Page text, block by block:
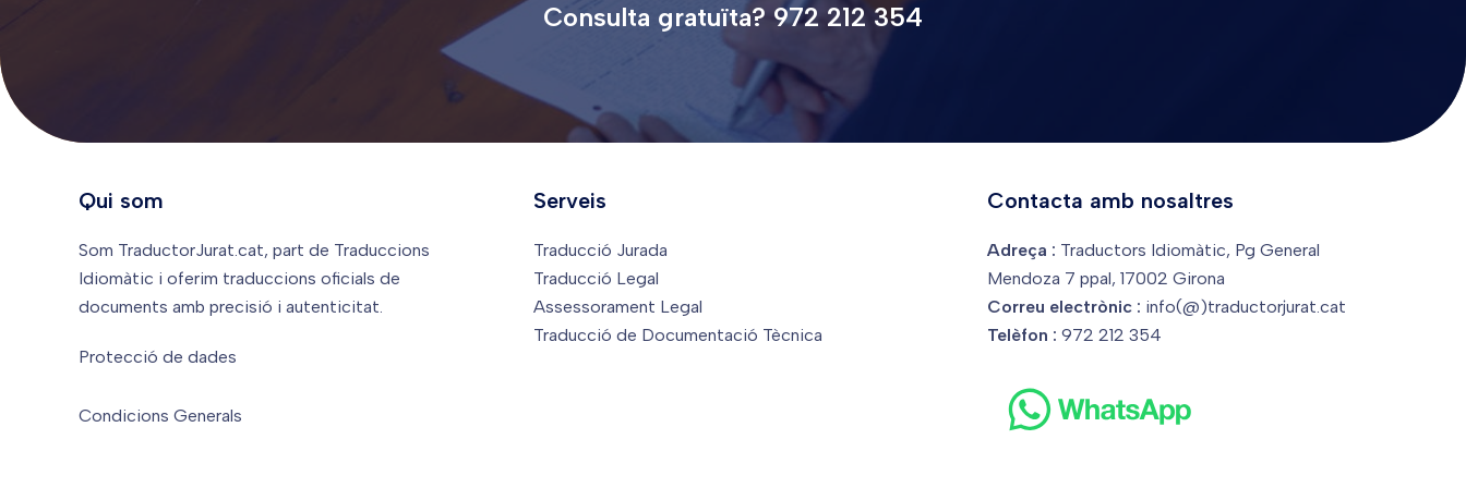
Consulta gratuïta? 972 212 354
Qui som
Som TraductorJurat.cat, part de Traduccions
Idiomàtic i oferim traduccions oficials de
documents amb precisió i autenticitat.
Protecció de dades
Condicions Generals
Serveis
Traducció Jurada
Traducció Legal
Assessorament Legal
Traducció de Documentació Tècnica
Contacta amb nosaltres
Adreça : Traductors Idiomàtic, Pg General
Mendoza 7 ppal, 17002 Girona
Correu electrònic : info(@)traductorjurat.cat
Telèfon : 972 212 354